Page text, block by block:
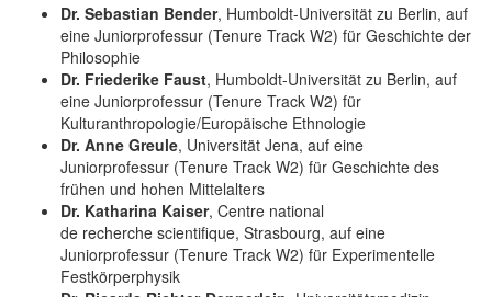
Dr. Sebastian Bender, Humboldt-Universität zu Berlin, auf
eine Juniorprofessur (Tenure Track W2) für Geschichte der
Philosophie
Dr. Friederike Faust, Humboldt-Universität zu Berlin, auf
eine Juniorprofessur (Tenure Track W2) für
Kulturanthropologie/Europäische Ethnologie
Dr. Anne Greule, Universität Jena, auf eine
Juniorprofessur (Tenure Track W2) für Geschichte des
frühen und hohen Mittelalters
Dr. Katharina Kaiser, Centre national
de recherche scientifique, Strasbourg, auf eine
Juniorprofessur (Tenure Track W2) für Experimentelle
Festkörperphysik